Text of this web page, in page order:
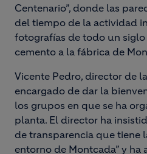
Centenario”, donde las
del tiempo de la actividad
fotografías de todo un
cemento a la fábrica de
Vicente Pedro, director de
encargado de dar la
los grupos en que se ha
planta. El director ha
de transparencia que tiene
entorno de Montcada” y ha